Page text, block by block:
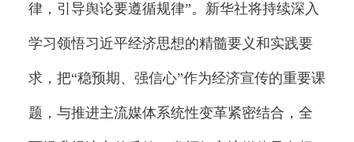
律，引导舆论要遵循规律”。新华社将持续深入
学习领悟习近平经济思想的精髓要义和实践要
求，把“稳预期、强信心”作为经济宣传的重要课
题，与推进主流媒体系统性变革紧密结合，全